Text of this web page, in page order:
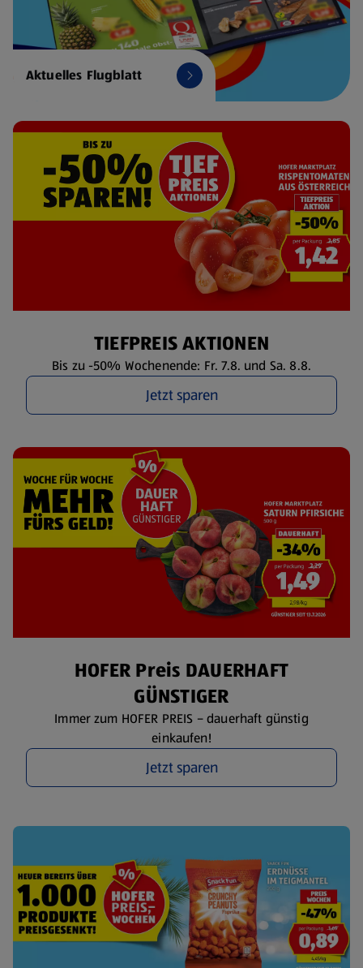
Aktuelles Flugblatt
TIEFPREIS AKTIONEN
Bis zu -50% Wochenende: Fr. 7.8. und Sa. 8.8.
Jetzt sparen
HOFER Preis DAUERHAFT
GÜNSTIGER
Immer zum HOFER PREIS – dauerhaft günstig
einkaufen!
Jetzt sparen